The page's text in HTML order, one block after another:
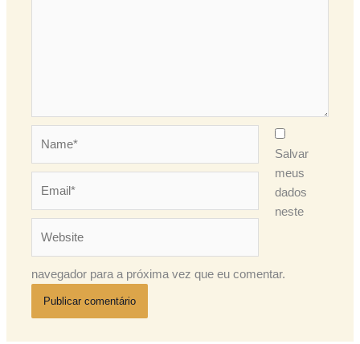
Salvar
meus
dados
neste
navegador para a próxima vez que eu comentar.